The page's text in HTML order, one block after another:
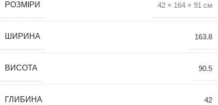
РОЗМІРИ 42 × 164 × 91 см
ШИРИНА 163.8
ВИСОТА 90.5
ГЛИБИНА 42